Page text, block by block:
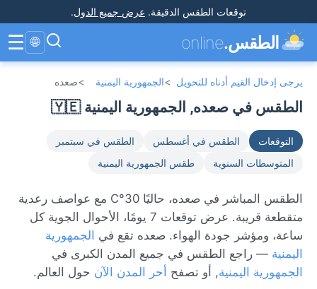
توقعات الطقس الدقيقة. عرض جميع الدول.
الطقس.online
🌐
☰
يرجى إدخال القيم أدناه للتحويل >الجمهورية اليمنية >صعده
الطقس في صعده, الجمهورية اليمنية 🇾🇪
التوقعات الطقس في أغسطس
الطقس في سبتمبر
المتوسطات السنوية
طقس الجمهورية اليمنية
الطقس المباشر في صعده، حاليًا 30°C مع عواصف رعدية
متقطعة قريبة. عرض توقعات 7 يومًا، الأحوال الجوية كل
ساعة، ومؤشر جودة الهواء. صعده تقع في الجمهورية
اليمنية — راجع الطقس في جميع المدن الكبرى في
الجمهورية اليمنية, أو تصفح أحر المدن الآن حول العالم.